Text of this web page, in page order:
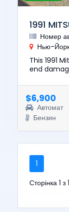
1991
Номер
Нью-
This 1991
end
was
$6,900
Автомат
Бензин
1
Сторінка 1 з 1